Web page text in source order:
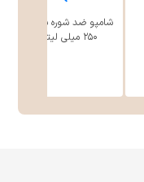
شامپو ضد شوره سینره
۲۵۰ میلی لیتر